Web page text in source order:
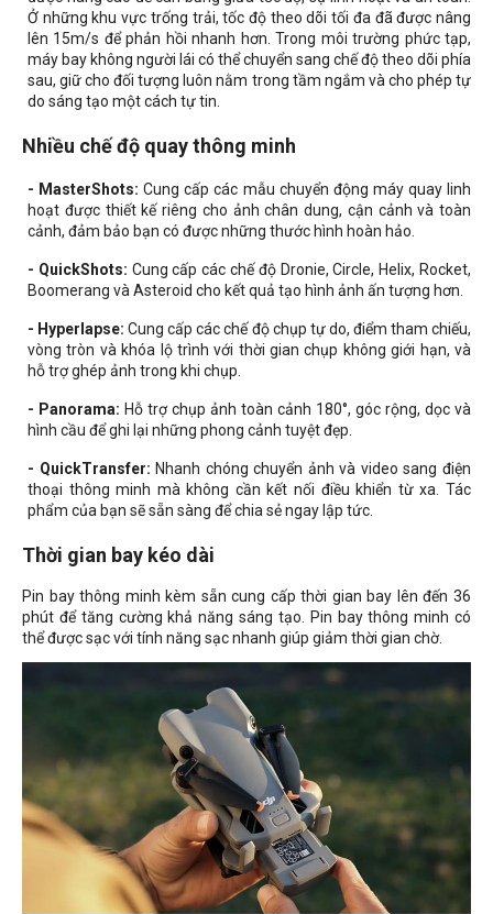
Ở những khu vực trống trải, tốc độ theo dõi tối đa đã được nâng
lên 15m/s để phản hồi nhanh hơn. Trong môi trường phức tạp,
máy bay không người lái có thể chuyển sang chế độ theo dõi phía
sau, giữ cho đối tượng luôn nằm trong tầm ngắm và cho phép tự
do sáng tạo một cách tự tin.
Nhiều chế độ quay thông minh
- MasterShots:Cung cấp các mẫu chuyển động máy quay linh
hoạt được thiết kế riêng cho ảnh chân dung, cận cảnh và toàn
cảnh, đảm bảo bạn có được những thước hình hoàn hảo.
- QuickShots: Cung cấp các chế độ Dronie, Circle, Helix, Rocket,
Boomerang và Asteroid cho kết quả tạo hình ảnh ấn tượng hơn.
- Hyperlapse:Cung cấp các chế độ chụp tự do, điểm tham chiếu,
vòng tròn và khóa lộ trình với thời gian chụp không giới hạn, và
hỗ trợ ghép ảnh trong khi chụp.
- Panorama: Hỗ trợ chụp ảnh toàn cảnh 180°, góc rộng, dọc và
hình cầu để ghi lại những phong cảnh tuyệt đẹp.
- QuickTransfer: Nhanh chóng chuyển ảnh và video sang điện
thoại thông minh mà không cần kết nối điều khiển từ xa. Tác
phẩm của bạn sẽ sẵn sàng để chia sẻ ngay lập tức.
Thời gian bay kéo dài
Pin bay thông minh kèm sẵn cung cấp thời gian bay lên đến 36
phút để tăng cường khả năng sáng tạo. Pin bay thông minh có
thể được sạc với tính năng sạc nhanh giúp giảm thời gian chờ.